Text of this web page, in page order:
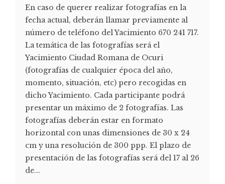
En caso de querer realizar fotografías en la
fecha actual, deberán llamar previamente al
número de teléfono del Yacimiento 670 241 717.
La temática de las fotografías será el
Yacimiento Ciudad Romana de Ocuri
(fotografías de cualquier época del año,
momento, situación, etc) pero recogidas en
dicho Yacimiento. Cada participante podrá
presentar un máximo de 2 fotografías. Las
fotografías deberán estar en formato
horizontal con unas dimensiones de 30 x 24
cm y una resolución de 300 ppp. El plazo de
presentación de las fotografías será del 17 al 26
de...